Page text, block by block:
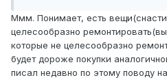
Ммм. Понимает, есть
целесообразно
которые не целесообразно
будет дороже покупки
писал недавно по этому поводу